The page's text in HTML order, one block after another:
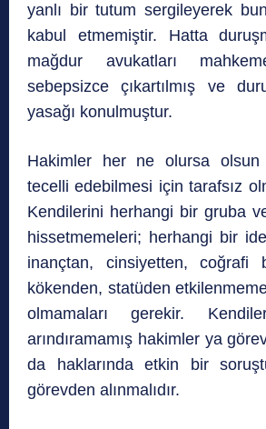
yanlı bir tutum sergileyerek
kabul etmemiştir. Hatta
mağdur avukatları
sebepsizce çıkartılmış ve
yasağı konulmuştur.
Hakimler her ne olursa olsun
tecelli edebilmesi için tarafsız
Kendilerini herhangi bir gruba
hissetmemeleri; herhangi bir
inançtan, cinsiyetten, coğrafi
kökenden, statüden
olmamaları gerekir.
arındıramamış hakimler ya
da haklarında etkin bir
görevden alınmalıdır.